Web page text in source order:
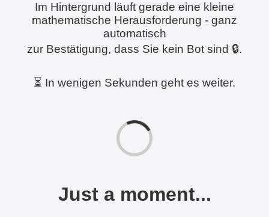
Im Hintergrund läuft gerade eine kleine
mathematische Herausforderung - ganz
automatisch
zur Bestätigung, dass Sie kein Bot sind 🔒.
⏳ In wenigen Sekunden geht es weiter.
Just a moment...